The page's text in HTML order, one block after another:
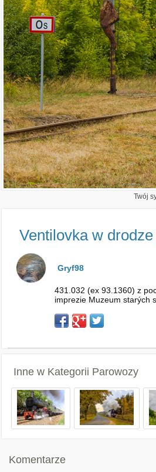
Twój
Ventilovka w
Gryf98
431.032 (ex 93.1360) z
imprezie Muzeum starých
Inne w Kategorii Parowozy
Komentarze